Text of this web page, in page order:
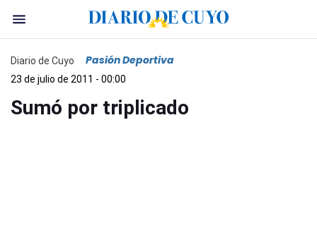
Diario de Cuyo Pasión Deportiva
23 de julio de 2011 - 00:00
Sumó por triplicado